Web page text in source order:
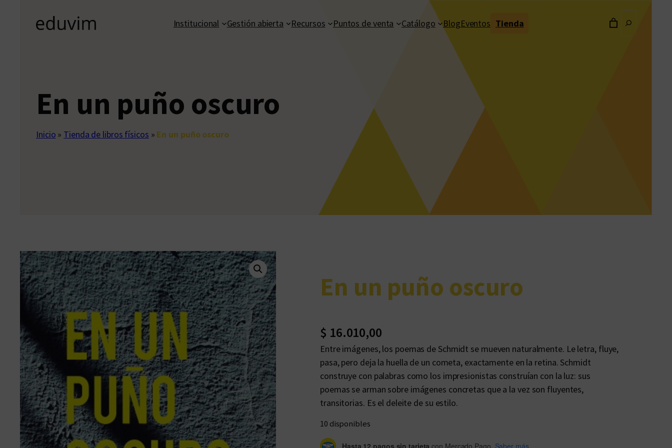
Institucional Gestión abierta Recursos Puntos de venta Catálogo BlogEventos Tienda
En un puño oscuro
Inicio » Tienda de libros físicos » En un puño oscuro
En un puño oscuro
$ 16.010,00
Entre imágenes, los poemas de Schmidt se mueven naturalmente. Le letra, fluye,
pasa, pero deja la huella de un cometa, exactamente en la retina. Schmidt
construye con palabras como los impresionistas construían con la luz: sus
poemas se arman sobre imágenes concretas que a la vez son fluyentes,
transitorias. Es el deleite de su estilo.
10 disponibles
Hasta 12 pagos sin tarjeta con Mercado Pago. Saber más